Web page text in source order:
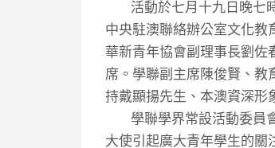
活動於七月十九日晚七
中央駐澳聯絡辦公室文化教
華新青年協會副理事長劉佐
席。學聯副主席陳俊賢、教
持戴顯揚先生、本澳資深形
學聯學界常設活動委員
大使引起廣大青年學生的關